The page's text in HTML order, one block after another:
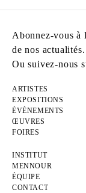
Abonnez-vous à
de nos actualités.
Ou suivez-nous
ARTISTES
EXPOSITIONS
ÉVÉNEMENTS
ŒUVRES
FOIRES
INSTITUT
MENNOUR
ÉQUIPE
CONTACT